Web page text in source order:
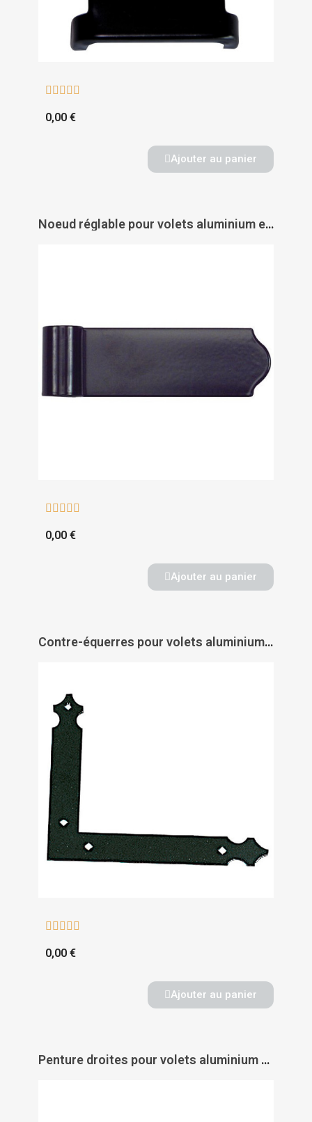
    
0,00 €
Ajouter au panier
Noeud réglable pour volets aluminium et PVC - TORBEL
    
0,00 €
Ajouter au panier
Contre-équerres pour volets aluminium et PVC - TORBEL
    
0,00 €
Ajouter au panier
Penture droites pour volets aluminium et PVC - TORBEL